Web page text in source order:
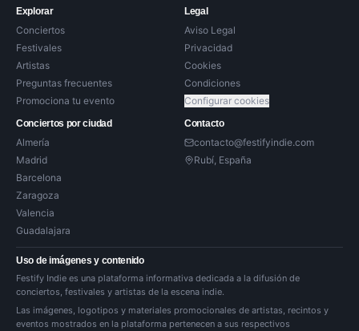
Explorar
Conciertos
Festivales
Artistas
Preguntas frecuentes
Promociona tu evento
Legal
Aviso Legal
Privacidad
Cookies
Condiciones
Configurar cookies
Conciertos por ciudad
Almería
Madrid
Barcelona
Zaragoza
Valencia
Guadalajara
Contacto
contacto@festifyindie.com
Rubí, España
Uso de imágenes y contenido
Festify Indie es una plataforma informativa dedicada a la difusión de
conciertos, festivales y artistas de la escena indie.
Las imágenes, logotipos y materiales promocionales de artistas, recintos y
eventos mostrados en la plataforma pertenecen a sus respectivos